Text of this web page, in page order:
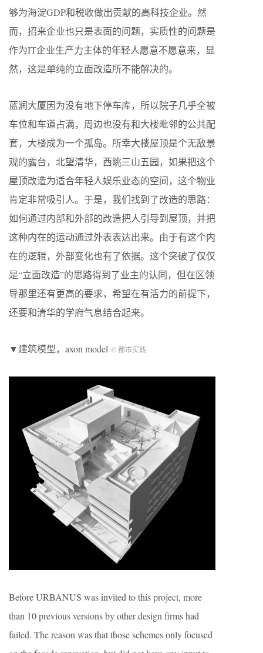
够为海淀GDP和税收做出贡献的高科技企业。然
而，招来企业也只是表面的问题，实质性的问题是
作为IT企业生产力主体的年轻人愿意不愿意来，显
然，这是单纯的立面改造所不能解决的。
蓝润大厦因为没有地下停车库，所以院子几乎全被
车位和车道占满，周边也没有和大楼毗邻的公共配
套，大楼成为一个孤岛。所幸大楼屋顶是个无敌景
观的露台，北望清华，西眺三山五园，如果把这个
屋顶改造为适合年轻人娱乐业态的空间，这个物业
肯定非常吸引人。于是，我们找到了改造的思路：
如何通过内部和外部的改造把人引导到屋顶，并把
这种内在的运动通过外表表达出来。由于有这个内
在的逻辑，外部变化也有了依据。这个突破了仅仅
是“立面改造”的思路得到了业主的认同，但在区领
导那里还有更高的要求，希望在有活力的前提下，
还要和清华的学府气息结合起来。
▼建筑模型，axon model © 都市实践
Before URBANUS was invited to this project, more
than 10 previous versions by other design firms had
failed. The reason was that those schemes only focused